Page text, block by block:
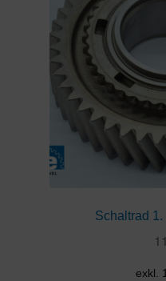
Schaltrad
exkl.